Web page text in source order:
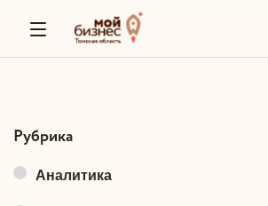
Рубрика
Аналитика